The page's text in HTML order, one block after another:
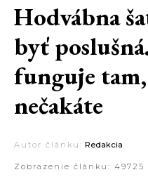
Hodvábna
byť
funguje
nečakáte
Autor článku: Redakcia
Zobrazenie článku: 49725